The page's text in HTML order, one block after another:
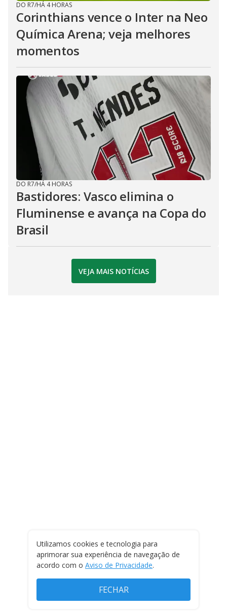
DO R7/HÁ 4 HORAS
Corinthians vence o Inter na Neo
Química Arena; veja melhores
momentos
DO R7/HÁ 4 HORAS
Bastidores: Vasco elimina o
Fluminense e avança na Copa do
Brasil
VEJA MAIS NOTÍCIAS
Utilizamos cookies e tecnologia para
aprimorar sua experiência de navegação de
acordo com o Aviso de Privacidade.
FECHAR